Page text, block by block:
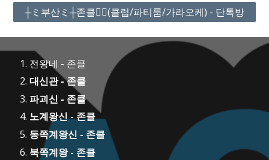
┼ミ부산ミ┼존클❤️‍🔥(클럽/파티룸/가라오케) - 단톡방
전왕네 - 존클
대신관 - 존클
파괴신 - 존클
노계왕신 - 존클
동쪽계왕신 - 존클
북쪽계왕 - 존클